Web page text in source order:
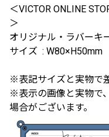
＜VICTOR ONLINE
＞
オリジナル・ラバーキ
サイズ :
※表記サイズと実物で
※表示の画像と実物で
場合がございます。